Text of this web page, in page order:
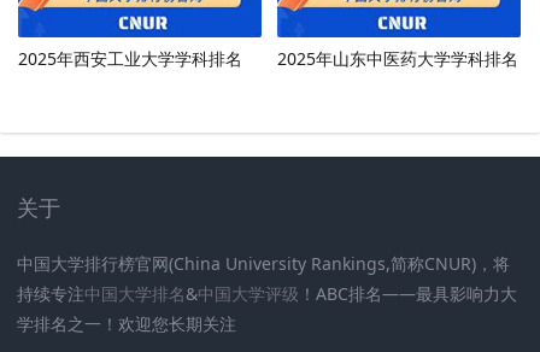
2025年西安工业大学学科排名 2025年山东中医药大学学科排名
关于
中国大学排行榜官网(China University Rankings,简称CNUR)，将
持续专注中国大学排名&中国大学评级 ！ABC排名——最具影响力大
学排名之一！欢迎您长期关注